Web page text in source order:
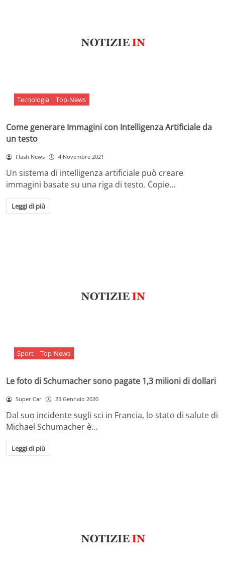
Tecnologia Top-News
Come generare Immagini con Intelligenza Artificiale da
un testo
Flash News 4 Novembre 2021
Un sistema di intelligenza artificiale può creare
immagini basate su una riga di testo. Copie…
Leggi di più
Sport Top-News
Le foto di Schumacher sono pagate 1,3 milioni di dollari
Super Car 23 Gennaio 2020
Dal suo incidente sugli sci in Francia, lo stato di salute di
Michael Schumacher è…
Leggi di più